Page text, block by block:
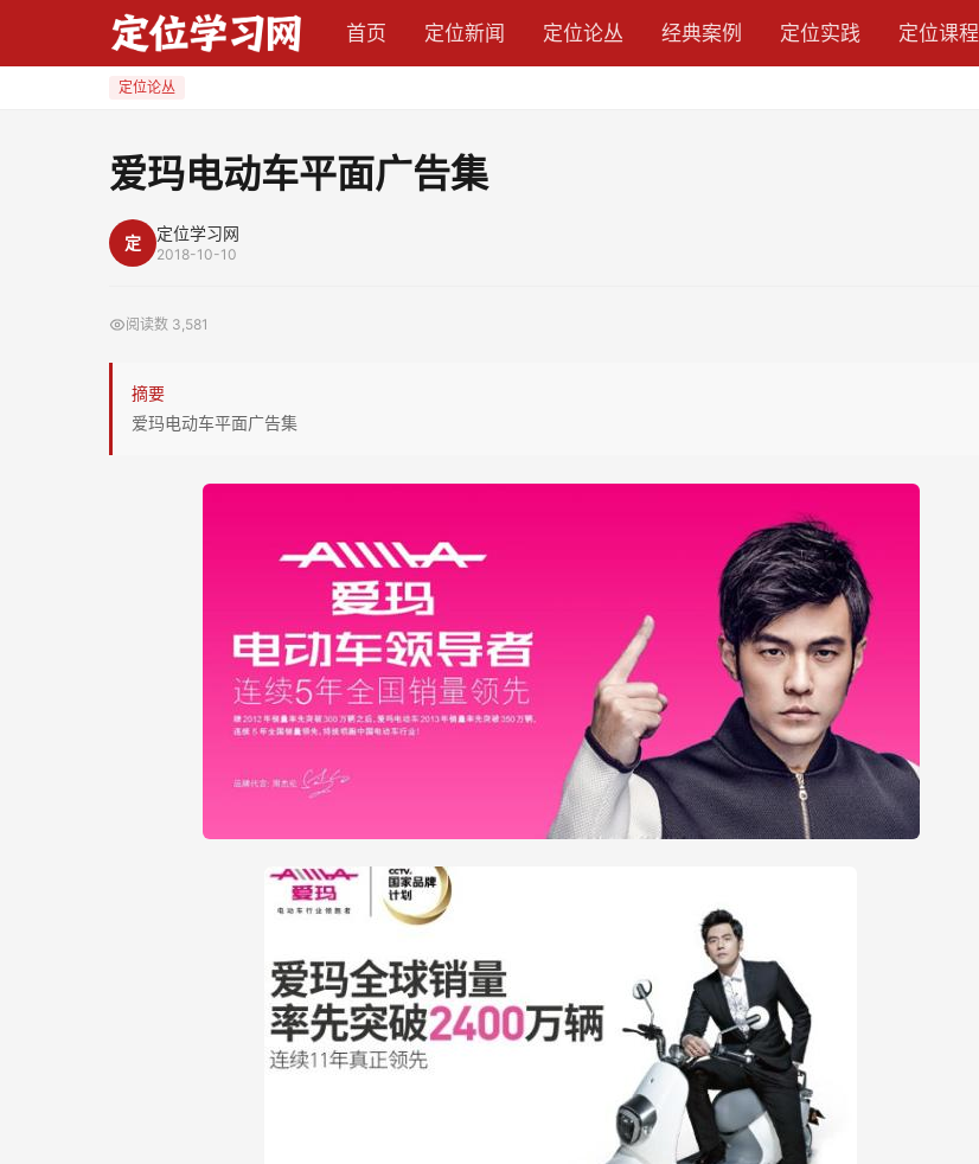
首页 定位新闻 定位论丛 经典案例 定位实践 定位课程
定位论丛
爱玛电动车平面广告集
定 定位学习网
2018-10-10
阅读数 3,581
摘要
爱玛电动车平面广告集